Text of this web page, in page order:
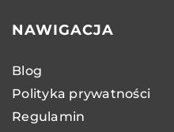
NAWIGACJA
Blog
Polityka prywatności
Regulamin